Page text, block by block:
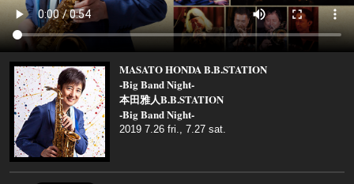
MASATO HONDA B.B.STATION
-Big Band Night-
本田雅人B.B.STATION
-Big Band Night-
2019 7.26 fri., 7.27 sat.